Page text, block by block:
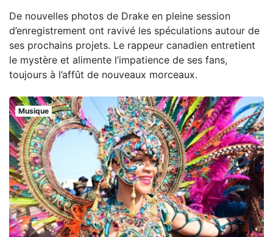
De nouvelles photos de Drake en pleine session
d’enregistrement ont ravivé les spéculations autour de
ses prochains projets. Le rappeur canadien entretient
le mystère et alimente l’impatience de ses fans,
toujours à l’affût de nouveaux morceaux.
Musique